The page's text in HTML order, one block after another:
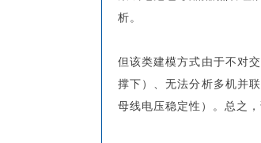
析。
但该类建模方式由于不对
撑下）、无法分析多机并
母线电压稳定性）。总之